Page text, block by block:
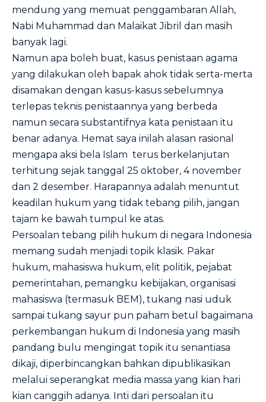
mendung yang memuat penggambaran Allah,
Nabi Muhammad dan Malaikat Jibril dan masih
banyak lagi.
Namun apa boleh buat, kasus penistaan agama
yang dilakukan oleh bapak ahok tidak serta-merta
disamakan dengan kasus-kasus sebelumnya
terlepas teknis penistaannya yang berbeda
namun secara substantifnya kata penistaan itu
benar adanya. Hemat saya inilah alasan rasional
mengapa aksi bela Islam terus berkelanjutan
terhitung sejak tanggal 25 oktober, 4 november
dan 2 desember. Harapannya adalah menuntut
keadilan hukum yang tidak tebang pilih, jangan
tajam ke bawah tumpul ke atas.
Persoalan tebang pilih hukum di negara Indonesia
memang sudah menjadi topik klasik. Pakar
hukum, mahasiswa hukum, elit politik, pejabat
pemerintahan, pemangku kebijakan, organisasi
mahasiswa (termasuk BEM), tukang nasi uduk
sampai tukang sayur pun paham betul bagaimana
perkembangan hukum di Indonesia yang masih
pandang bulu mengingat topik itu senantiasa
dikaji, diperbincangkan bahkan dipublikasikan
melalui seperangkat media massa yang kian hari
kian canggih adanya. Inti dari persoalan itu